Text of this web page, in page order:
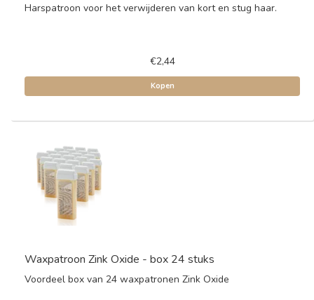
Harspatroon voor het verwijderen van kort en stug haar.
€2,44
Kopen
Waxpatroon Zink Oxide - box 24 stuks
Voordeel box van 24 waxpatronen Zink Oxide